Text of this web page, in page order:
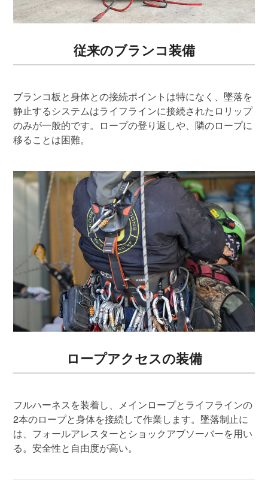
従来のブランコ装備
ブランコ板と身体との接続ポイントは特になく、墜落を
静止するシステムはライフラインに接続されたロリップ
のみが一般的です。ロープの登り返しや、隣のロープに
移ることは困難。
ロープアクセスの装備
フルハーネスを装着し、メインロープとライフラインの
2本のロープと身体を接続して作業します。墜落制止に
は、フォールアレスターとショックアブソーバーを用い
る。安全性と自由度が高い。